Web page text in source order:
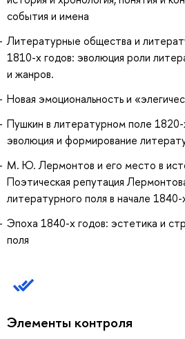
события и имена
Литературные общества и
1810-х годов: эволюция роли
и жанров.
Новая эмоциональность и
Пушкин в литературном поле 1820-
эволюция и формирование
М. Ю. Лермонтов и его место в
Поэтическая репутация
литературного поля в начале 1840-
Эпоха 1840-х годов: эстетика и
поля
Элементы контроля